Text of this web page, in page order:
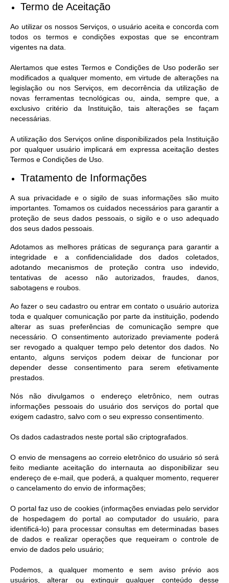
Termo de Aceitação
Ao utilizar os nossos Serviços, o usuário aceita e concorda com
todos os termos e condições expostas que se encontram
vigentes na data.
Alertamos que estes Termos e Condições de Uso poderão ser
modificados a qualquer momento, em virtude de alterações na
legislação ou nos Serviços, em decorrência da utilização de
novas ferramentas tecnológicas ou, ainda, sempre que, a
exclusivo critério da Instituição, tais alterações se façam
necessárias.
A utilização dos Serviços online disponibilizados pela Instituição
por qualquer usuário implicará em expressa aceitação destes
Termos e Condições de Uso.
Tratamento de Informações
A sua privacidade e o sigilo de suas informações são muito
importantes. Tomamos os cuidados necessários para garantir a
proteção de seus dados pessoais, o sigilo e o uso adequado
dos seus dados pessoais.
Adotamos as melhores práticas de segurança para garantir a
integridade e a confidencialidade dos dados coletados,
adotando mecanismos de proteção contra uso indevido,
tentativas de acesso não autorizados, fraudes, danos,
sabotagens e roubos.
Ao fazer o seu cadastro ou entrar em contato o usuário autoriza
toda e qualquer comunicação por parte da instituição, podendo
alterar as suas preferências de comunicação sempre que
necessário. O consentimento autorizado previamente poderá
ser revogado a qualquer tempo pelo detentor dos dados. No
entanto, alguns serviços podem deixar de funcionar por
depender desse consentimento para serem efetivamente
prestados.
Nós não divulgamos o endereço eletrônico, nem outras
informações pessoais do usuário dos serviços do portal que
exigem cadastro, salvo com o seu expresso consentimento.
Os dados cadastrados neste portal são criptografados.
O envio de mensagens ao correio eletrônico do usuário só será
feito mediante aceitação do internauta ao disponibilizar seu
endereço de e-mail, que poderá, a qualquer momento, requerer
o cancelamento do envio de informações;
O portal faz uso de cookies (informações enviadas pelo servidor
de hospedagem do portal ao computador do usuário, para
identificá-lo) para processar consultas em determinadas bases
de dados e realizar operações que requeiram o controle de
envio de dados pelo usuário;
Podemos, a qualquer momento e sem aviso prévio aos
usuários, alterar ou extinguir qualquer conteúdo desse